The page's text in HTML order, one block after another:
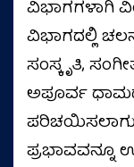
ವಿಭಾಗಗಳಾಗಿ
ವಿಭಾಗದಲ್ಲಿ
ಸಂಸ್ಕೃತಿ,
ಅಪೂರ್ವ
ಪ್ರಭಾವವನ್ನೂ